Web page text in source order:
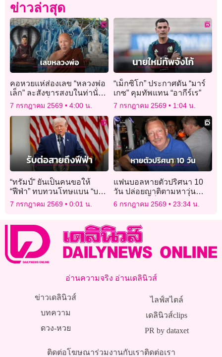
ข่าวล่าสุด
คอหวยแห่ส่องเลข “หลวงพ่อ
เล็ก” ละสังขารสงบในท่านั่ง
สมาธิ คอเสี่ยงโชคจับตาเลข
มงคล
7 กรกฎาคม 2569 4:00 น.
“เม็กซิโก” ประกาศดัน “มาร์
เกซ” คุมทัพแทน “อากีร์เร”
7 กรกฎาคม 2569 1:04 น.
“ทรัมป์” ยันเป็นคนขอให้
“ฟีฟ่า” ทบทวนโทษแบน “บา
โลกุน”
7 กรกฎาคม 2569 0:01 น.
แฟนบอลหายตัวปริศนา 10
วัน ปล่อยญาติตามหาวุ่น
ขณะเจ้าตัวนั่งเชียร์บอลโลก
สบายใจเฉิบ
6 กรกฎาคม 2569 23:34 น.
อ่านความจริง อ่านเดลินิวส์
ข่าวเดลินิวส์
บทความ
ดวง-หวย
ไลฟ์สไตล์
เดลินิวส์clips
PR by dataxet
ติดต่อโฆษณาร่วมงานกับเราติดต่อเรา